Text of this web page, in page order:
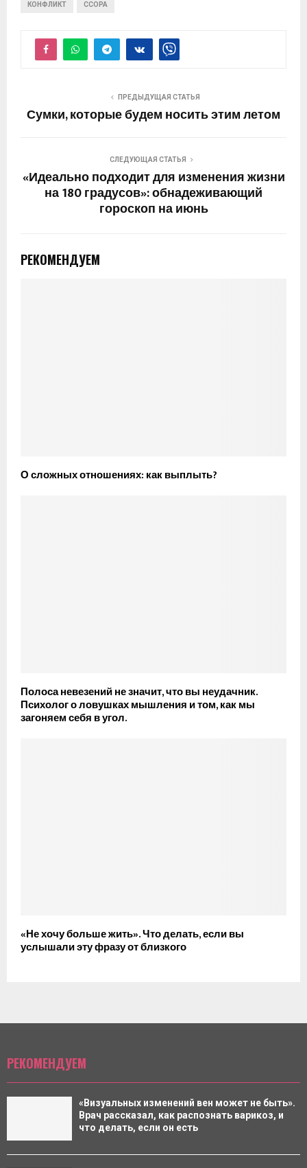
КОНФЛИКТ ССОРА
ПРЕДЫДУЩАЯ СТАТЬЯ
Сумки, которые будем носить этим летом
СЛЕДУЮЩАЯ СТАТЬЯ
«Идеально подходит для изменения жизни
на 180 градусов»: обнадеживающий
гороскоп на июнь
РЕКОМЕНДУЕМ
О сложных отношениях: как выплыть?
Полоса невезений не значит, что вы неудачник.
Психолог о ловушках мышления и том, как мы
загоняем себя в угол.
«Не хочу больше жить». Что делать, если вы
услышали эту фразу от близкого
РЕКОМЕНДУЕМ
«Визуальных изменений вен может не быть».
Врач рассказал, как распознать варикоз, и
что делать, если он есть